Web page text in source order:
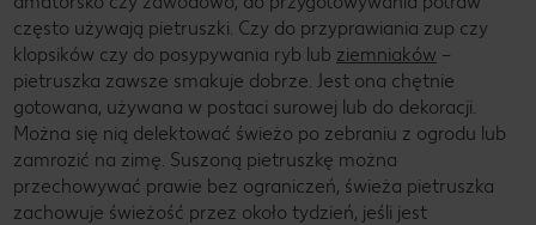
często używają pietruszki. Czy do przyprawiania zup czy
klopsików czy do posypywania ryb lub ziemniaków –
pietruszka zawsze smakuje dobrze. Jest ona chętnie
gotowana, używana w postaci surowej lub do dekoracji.
Można się nią delektować świeżo po zebraniu z ogrodu lub
zamrozić na zimę. Suszoną pietruszkę można
przechowywać prawie bez ograniczeń, świeża pietruszka
zachowuje świeżość przez około tydzień, jeśli jest